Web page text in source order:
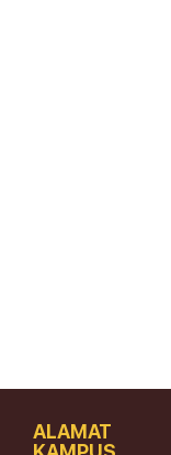
ALAMAT